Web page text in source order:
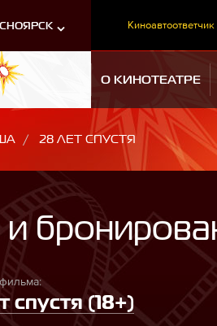
Киноавтоответчик
О КИНОТЕАТРЕ
28 ЛЕТ СПУСТЯ
и
спустя (18+)